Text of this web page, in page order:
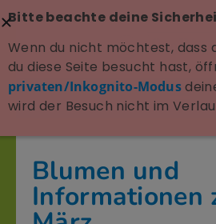
Blumen und
Informationen
Bitte beachte deine
Wenn du nicht möchtest, dass
du diese Seite besucht hast,
privaten/Inkognito-Modus
wird der Besuch nicht im